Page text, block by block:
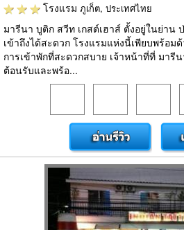
โรงแรม ภูเก็ต, ประเทศไทย
มารีนา บูติก สวีท เกสต์เฮาส์ ตั้งอยู่ในย่าน
เข้าถึงได้สะดวก โรงแรมแห่งนี้เพียบพร้อ
การเข้าพักที่สะดวกสบาย เจ้าหน้าที่ที่ มารี
ต้อนรับและพร้อ...